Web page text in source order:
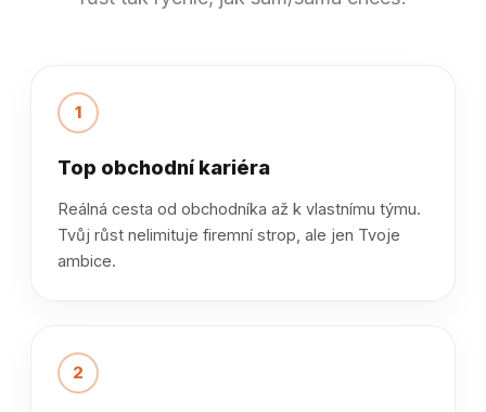
1
Top obchodní kariéra
Reálná cesta od obchodníka až k vlastnímu týmu.
Tvůj růst nelimituje firemní strop, ale jen Tvoje
ambice.
2